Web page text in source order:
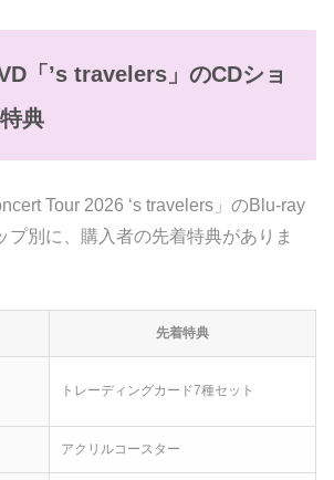
「’s travelers」のCDショ
典
Tour 2026 ‘s travelers」のBlu-ray
プ別に、購入者の先着特典がありま
先着特典
トレーディングカード7種セット
アクリルコースター